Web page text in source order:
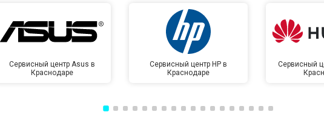
Сервисный центр Asus в
Краснодаре
Сервисный центр HP в
Краснодаре
Сервисный